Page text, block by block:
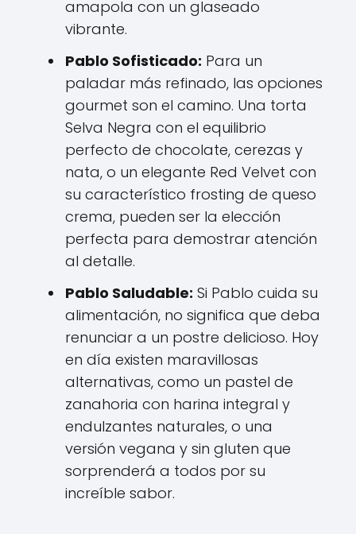
amapola con un glaseado
vibrante.
Pablo Sofisticado: Para un
paladar más refinado, las opciones
gourmet son el camino. Una torta
Selva Negra con el equilibrio
perfecto de chocolate, cerezas y
nata, o un elegante Red Velvet con
su característico frosting de queso
crema, pueden ser la elección
perfecta para demostrar atención
al detalle.
Pablo Saludable: Si Pablo cuida su
alimentación, no significa que deba
renunciar a un postre delicioso. Hoy
en día existen maravillosas
alternativas, como un pastel de
zanahoria con harina integral y
endulzantes naturales, o una
versión vegana y sin gluten que
sorprenderá a todos por su
increíble sabor.